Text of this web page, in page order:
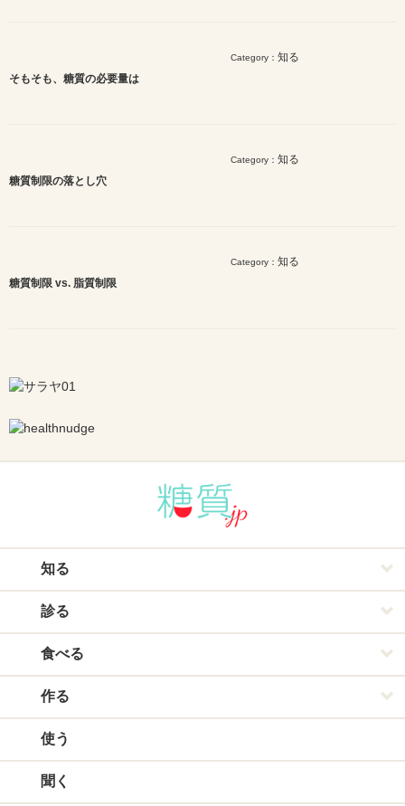
Category： 知る
そもそも、糖質の必要量は
Category： 知る
糖質制限の落とし穴
Category： 知る
糖質制限 vs. 脂質制限
知る
診る
食べる
作る
使う
聞く